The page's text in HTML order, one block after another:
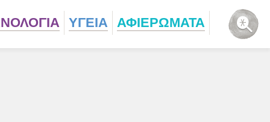
ΥΓΕΙΑ ΑΦΙΕΡΩΜΑΤΑ